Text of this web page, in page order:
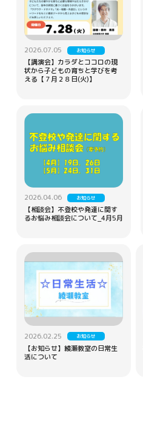
2026.07.05 お知らせ
【講演会】カラダとココロの現
状から子どもの育ちと学びを考
える【７月２８日(火)】
2026.04.06 お知らせ
【相談会】不登校や発達に関す
るお悩み相談会について_4月5月
2026.02.25 お知らせ
【お知らせ】綾瀬教室の日常生
活について